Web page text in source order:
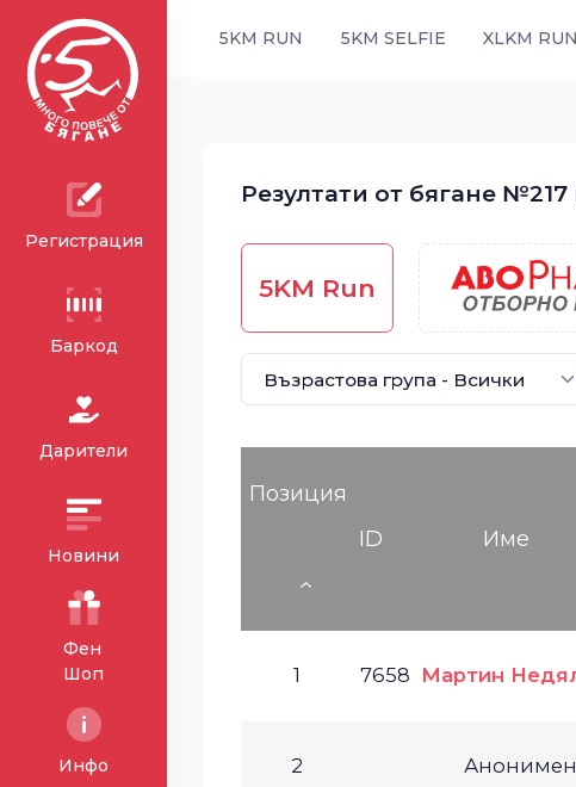
Регистрация
Баркод
Дарители
Новини
Фен
Шоп
Инфо
5KM RUN 5KM SELFIE XLKM RUN
Резултати от бягане
5KM Run
Позиция
ID
Име
1 7658 Мартин
2 Анонимен